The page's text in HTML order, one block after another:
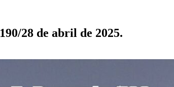
28 de abril de 2025.